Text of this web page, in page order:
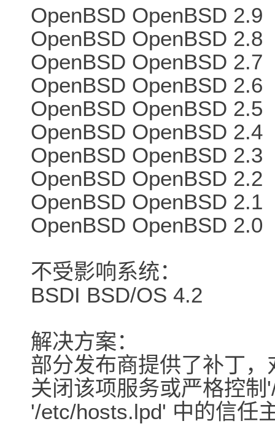
OpenBSD OpenBSD 2.9
OpenBSD OpenBSD 2.8
OpenBSD OpenBSD 2.7
OpenBSD OpenBSD 2.6
OpenBSD OpenBSD 2.5
OpenBSD OpenBSD 2.4
OpenBSD OpenBSD 2.3
OpenBSD OpenBSD 2.2
OpenBSD OpenBSD 2.1
OpenBSD OpenBSD 2.0
不受影响系统：
BSDI BSD/OS 4.2
解决方案：
部分发布商提供了补丁
关闭该项服务或严格控
'/etc/hosts.lpd' 中的信任